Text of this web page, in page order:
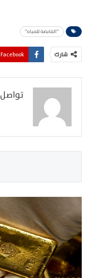
"القابضة للمياه"
شارك Facebook
تواصل 24